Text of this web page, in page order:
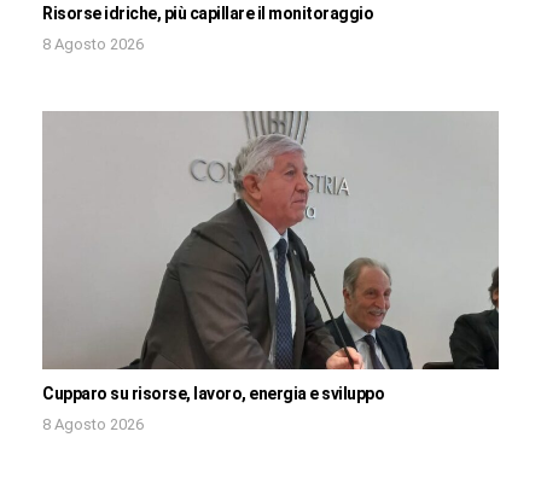
Risorse idriche, più capillare il monitoraggio
8 Agosto 2026
Cupparo su risorse, lavoro, energia e sviluppo
8 Agosto 2026